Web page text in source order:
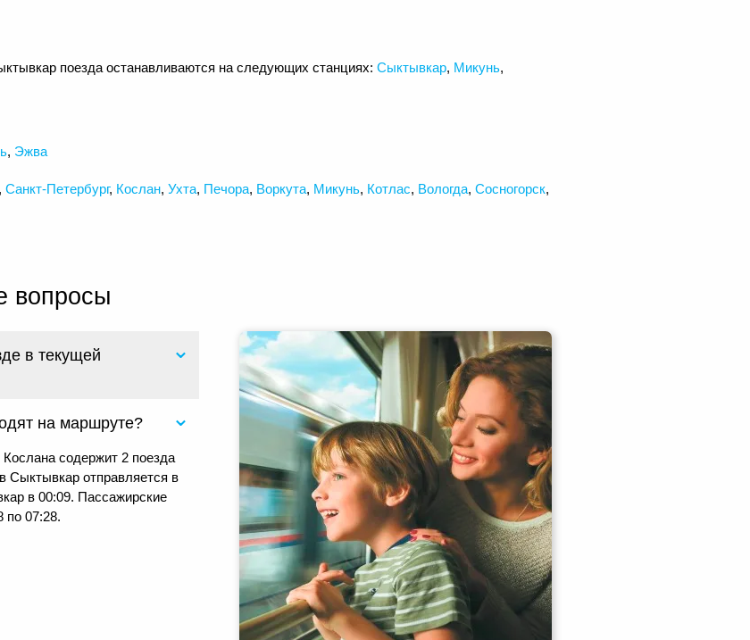
поезда останавливаются на следующих станциях: Сыктывкар, Микунь,
, Эжва
, Санкт-Петербург, Кослан, Ухта, Печора, Воркута, Микунь, Котлас, Вологда, Сосногорск,
вопросы
в текущей
на маршруте?
содержит 2 поезда
отправляется в
в 00:09. Пассажирские
по 07:28.